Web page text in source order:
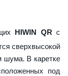
HIWIN QR с
сверхвысокой
шума. В каретке
под